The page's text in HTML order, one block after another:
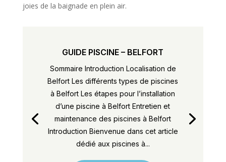
joies de la baignade en plein air.
GUIDE PISCINE – BELFORT
Sommaire Introduction Localisation de
Belfort Les différents types de piscines
à Belfort Les étapes pour l’installation
d’une piscine à Belfort Entretien et
maintenance des piscines à Belfort
Introduction Bienvenue dans cet article
dédié aux piscines à...